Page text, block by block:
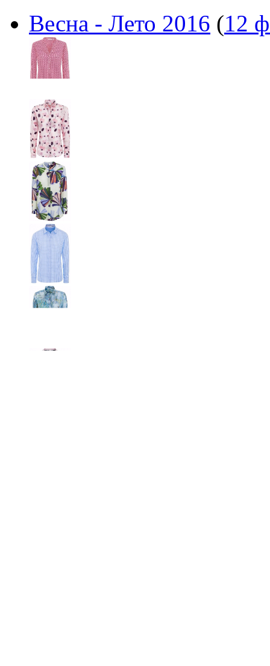
Весна - Лето 2016 (12